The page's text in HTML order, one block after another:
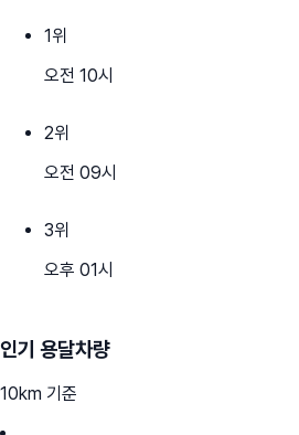
1위
오전 10시
2위
오전 09시
3위
오후 01시
인기 용달차량
10km 기준